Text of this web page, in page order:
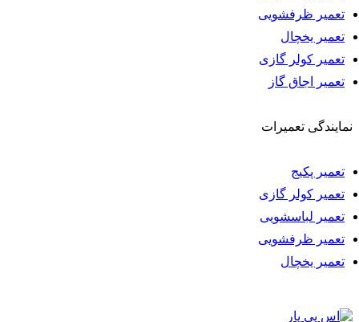
تعمیر ظرفشویی
تعمیر یخچال
تعمیر کولر گازی
تعمیر اجاق گاز
نمایندگی تعمیرات
تعمیر پکیج
تعمیر کولر گازی
تعمیر لباسشویی
تعمیر ظرفشویی
تعمیر یخچال